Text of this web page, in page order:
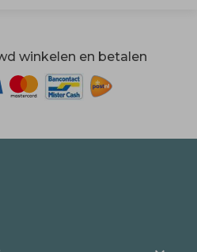
winkelen en betalen